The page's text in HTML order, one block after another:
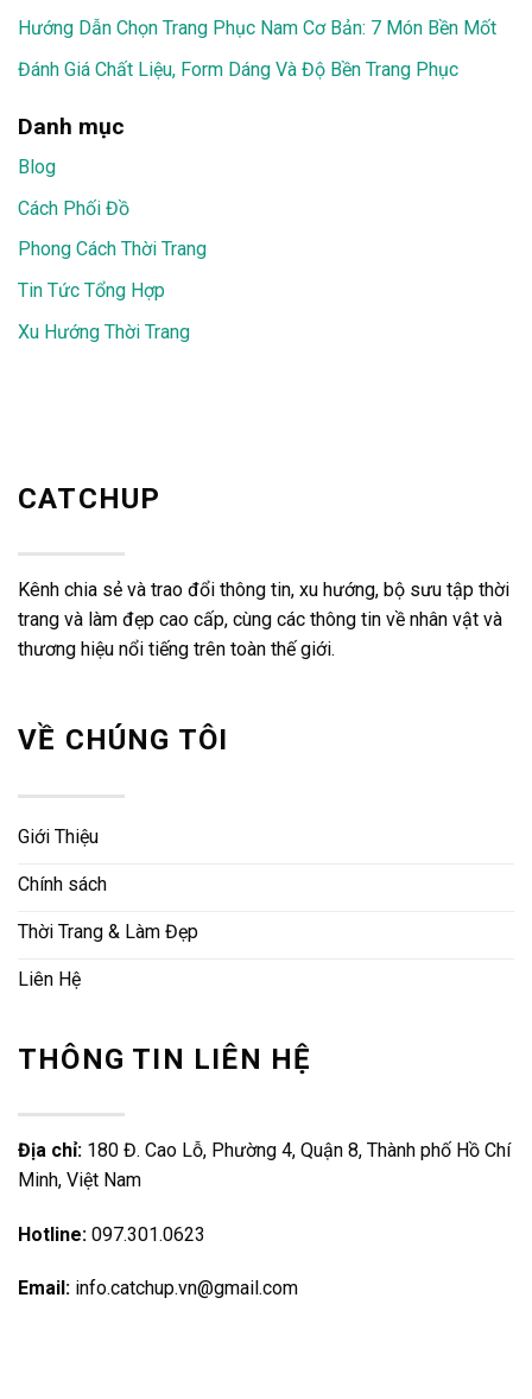
Hướng Dẫn Chọn Trang Phục Nam Cơ Bản: 7 Món Bền Mốt
Đánh Giá Chất Liệu, Form Dáng Và Độ Bền Trang Phục
Danh mục
Blog
Cách Phối Đồ
Phong Cách Thời Trang
Tin Tức Tổng Hợp
Xu Hướng Thời Trang
CATCHUP
Kênh chia sẻ và trao đổi thông tin, xu hướng, bộ sưu tập thời
trang và làm đẹp cao cấp, cùng các thông tin về nhân vật và
thương hiệu nổi tiếng trên toàn thế giới.
VỀ CHÚNG TÔI
Giới Thiệu
Chính sách
Thời Trang & Làm Đẹp
Liên Hệ
THÔNG TIN LIÊN HỆ
Địa chỉ: 180 Đ. Cao Lỗ, Phường 4, Quận 8, Thành phố Hồ Chí
Minh, Việt Nam
Hotline: 097.301.0623
Email: info.catchup.vn@gmail.com